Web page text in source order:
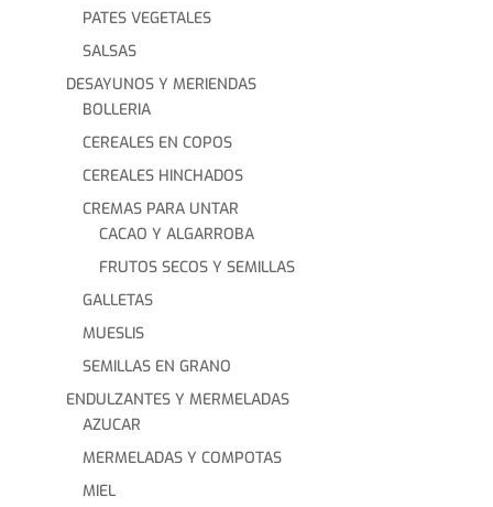
PATES VEGETALES
SALSAS
DESAYUNOS Y MERIENDAS
BOLLERIA
CEREALES EN COPOS
CEREALES HINCHADOS
CREMAS PARA UNTAR
CACAO Y ALGARROBA
FRUTOS SECOS Y SEMILLAS
GALLETAS
MUESLIS
SEMILLAS EN GRANO
ENDULZANTES Y MERMELADAS
AZUCAR
MERMELADAS Y COMPOTAS
MIEL